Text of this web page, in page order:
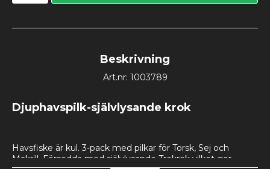
Beskrivning
Art.nr: 1003789
Djuphavspilk-självlysande krok
Havsfiske är kul. 3-pack med pilkar för Torsk, Sej och
Makrill. Försedda med självlysande Trekrok vilket ger